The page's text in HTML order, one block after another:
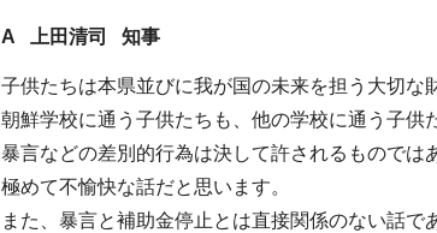
A 上田清司 知事
子供たちは本県並びに我が国の未来を担う大切な
朝鮮学校に通う子供たちも、他の学校に通う子供
暴言などの差別的行為は決して許されるものでは
極めて不愉快な話だと思います。
また、暴言と補助金停止とは直接関係のない話で